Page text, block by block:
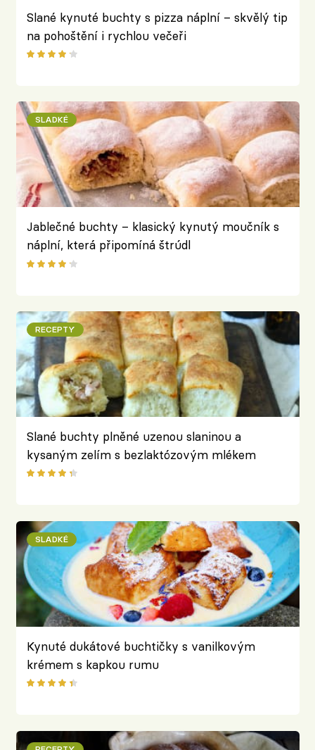
Slané kynuté buchty s pizza náplní – skvělý tip
na pohoštění i rychlou večeři
SLADKÉ
Jablečné buchty – klasický kynutý moučník s
náplní, která připomíná štrúdl
RECEPTY
Slané buchty plněné uzenou slaninou a
kysaným zelím s bezlaktózovým mlékem
Lehké ráno
SLADKÉ
Kynuté dukátové buchtičky s vanilkovým
krémem s kapkou rumu